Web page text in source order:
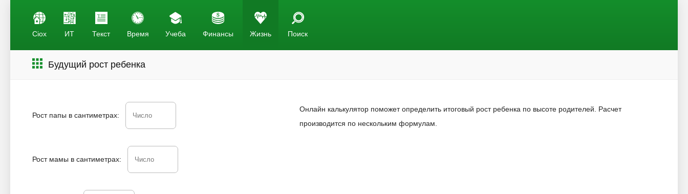
Ciox ИТ Текст Время Учеба Финансы Жизнь Поиск
Будущий рост ребенка
Рост папы в сантиметрах:
Рост мамы в сантиметрах:
Онлайн калькулятор поможет определить итоговый рост ребенка по высоте родителей. Расчет
производится по нескольким формулам.